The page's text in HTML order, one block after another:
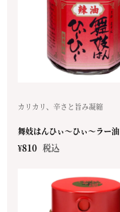
カリカリ、辛さと旨み凝縮
舞妓はんひぃ～ひぃ～ラー油
¥810 税込